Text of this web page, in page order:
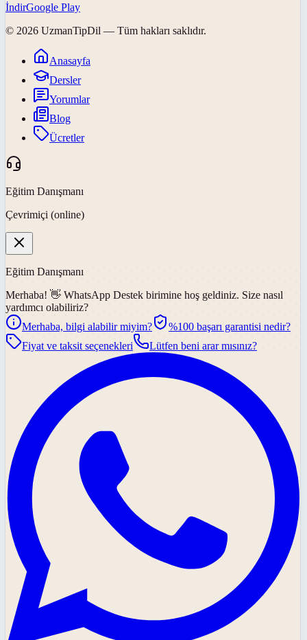
İndirGoogle Play
© 2026 UzmanTipDil — Tüm hakları saklıdır.
Anasayfa
Dersler
Yorumlar
Blog
Ücretler
Eğitim Danışmanı
Çevrimiçi (online)
Eğitim Danışmanı
Merhaba! 👋 WhatsApp Destek birimine hoş geldiniz. Size nasıl
yardımcı olabiliriz?
Merhaba, bilgi alabilir miyim?
%100 başarı garantisi nedir?
Fiyat ve taksit seçenekleri
Lütfen beni arar mısınız?